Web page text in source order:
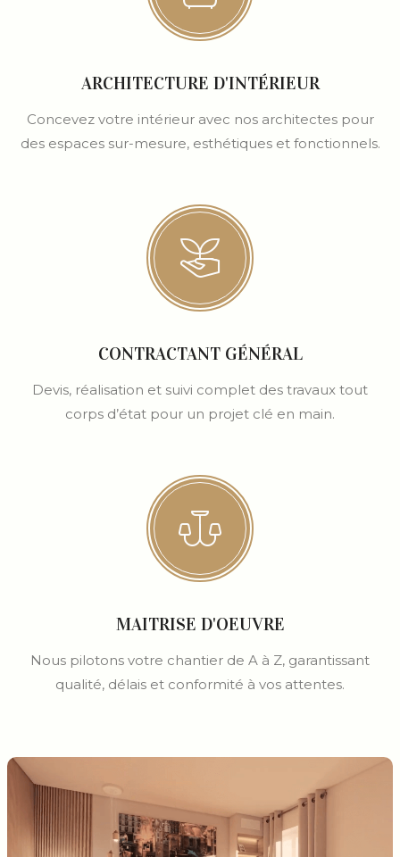
ARCHITECTURE D'INTÉRIEUR
Concevez votre intérieur avec nos architectes pour
des espaces sur-mesure, esthétiques et fonctionnels.
CONTRACTANT GÉNÉRAL
Devis, réalisation et suivi complet des travaux tout
corps d’état pour un projet clé en main.
MAITRISE D'OEUVRE
Nous pilotons votre chantier de A à Z, garantissant
qualité, délais et conformité à vos attentes.